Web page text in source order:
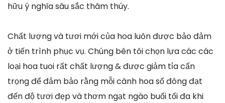
hữu ý nghĩa sâu sắc thâm thúy.
Chất lượng và tươi mới của hoa luôn được bảo đảm
ở tiến trình phục vụ. Chúng bên tôi chọn lựa các các
loại hoa tuoi rất chất lượng & được giảm tỉa cẩn
trọng để đảm bảo rằng mỗi cành hoa số đông đạt
đến độ tươi đẹp và thơm ngạt ngào buổi tối đa khi